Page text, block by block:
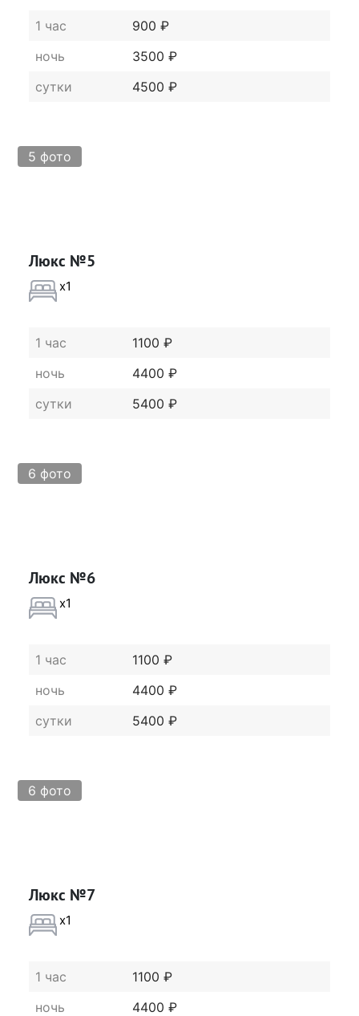
1 час
900 ₽
ночь
3500 ₽
сутки
4500 ₽
5 фото
Люкс №5
x1
1 час
1100 ₽
ночь
4400 ₽
сутки
5400 ₽
6 фото
Люкс №6
x1
1 час
1100 ₽
ночь
4400 ₽
сутки
5400 ₽
6 фото
Люкс №7
x1
1 час
1100 ₽
ночь
4400 ₽